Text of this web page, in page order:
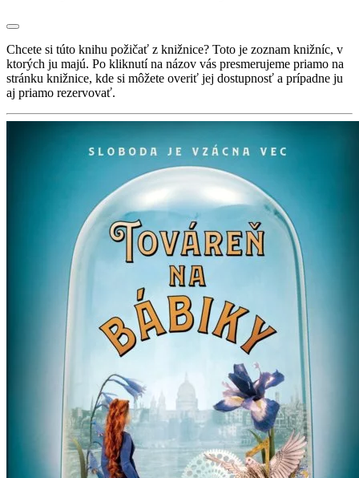
Chcete si túto knihu požičať z knižnice? Toto je zoznam knižníc, v
ktorých ju majú. Po kliknutí na názov vás presmerujeme priamo na
stránku knižnice, kde si môžete overiť jej dostupnosť a prípadne ju
aj priamo rezervovať.